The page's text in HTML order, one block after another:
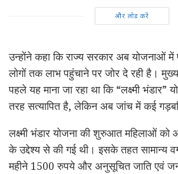
और लोड करें
उन्होंने कहा कि राज्य सरकार अब योजनाओं में
लोगों तक लाभ पहुंचाने पर जोर दे रही है।
पहले यह माना जा रहा था कि “लक्ष्मी भंडार”
तरह सत्यापित है, लेकिन अब जांच में कई
लक्ष्मी भंडार योजना की शुरुआत महिलाओं को
के उद्देश्य से की गई थी। इसके तहत सामान्य
महीने 1500 रुपये और अनुसूचित जाति एवं